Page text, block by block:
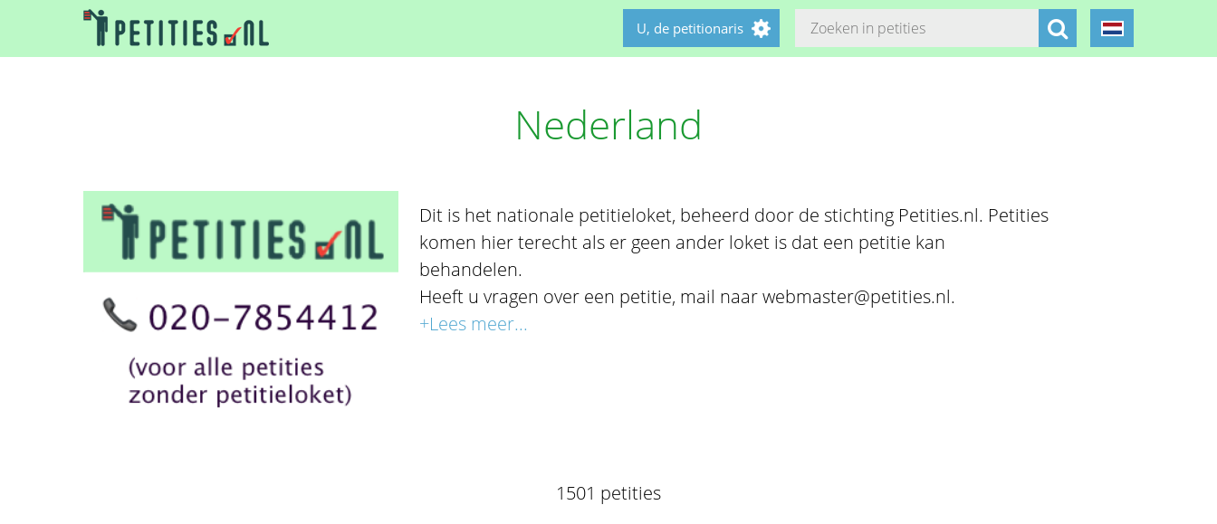
U, de petitionaris
Nederland
Dit is het nationale petitieloket, beheerd door de stichting Petities.nl. Petities
komen hier terecht als er geen ander loket is dat een petitie kan
behandelen.
Heeft u vragen over een petitie, mail naar webmaster@petities.nl.
+Lees meer...
1501 petities